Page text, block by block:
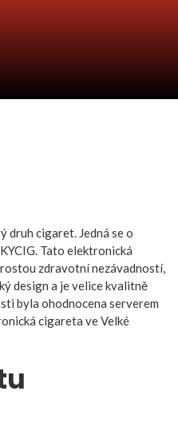
druh cigaret. Jedná se o
Tato elektronická
zdravotní nezávadností,
design a je velice kvalitně
byla ohodnocena serverem
cigareta ve Velké